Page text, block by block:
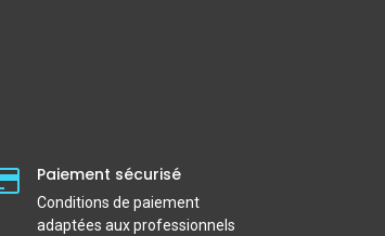
Paiement sécurisé
Conditions de paiement
adaptées aux professionnels